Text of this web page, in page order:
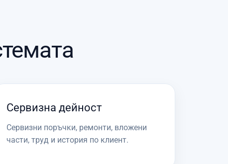
Сервизна дейност
Сервизни поръчки, ремонти, вложени
части, труд и история по клиент.